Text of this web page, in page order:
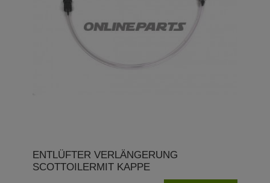
ENTLÜFTER VERLÄNGERUNG
SCOTTOILERMIT KAPPE